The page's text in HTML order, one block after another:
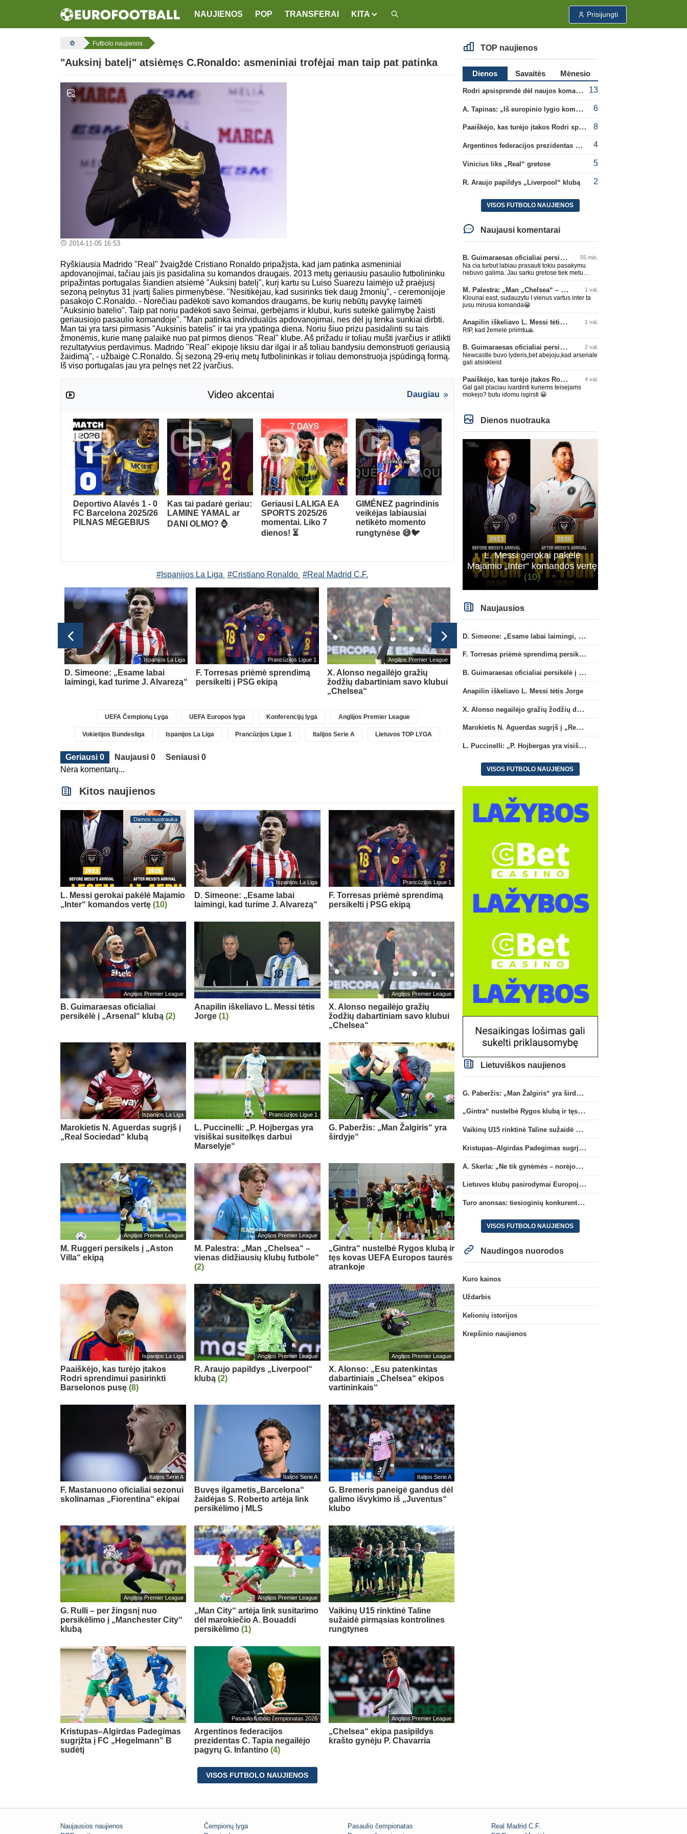
NAUJIENOS POP TRANSFERAI KITA Prisijungti
Futbolo naujienos
"Auksinį batelį" atsiėmęs C.Ronaldo: asmeniniai trofėjai man taip pat patinka
2014-11-05 16:53
Ryškiausia Madrido "Real" žvaigždė Cristiano Ronaldo pripažįsta, kad jam patinka asmeniniai
apdovanojimai, tačiau jais jis pasidalina su komandos draugais. 2013 metų geriausiu pasaulio futbolininku
pripažintas portugalas šiandien atsiėmė "Auksinį batelį", kurį kartu su Luiso Suarezu laimėjo už praėjusį
sezoną pelnytus 31 įvartį šalies pirmenybėse. "Nesitikėjau, kad susirinks tiek daug žmonių", - ceremonijoje
pasakojo C.Ronaldo. - Norėčiau padėkoti savo komandos draugams, be kurių nebūtų pavykę laimėti
"Auksinio batelio". Taip pat noriu padėkoti savo šeimai, gerbėjams ir klubui, kuris suteikė galimybę žaisti
geriausiojo pasaulio komandoje". "Man patinka individualūs apdovanojimai, nes dėl jų tenka sunkiai dirbti.
Man tai yra tarsi pirmasis "Auksinis batelis" ir tai yra ypatinga diena. Noriu šiuo prizu pasidalinti su tais
žmonėmis, kurie manę palaikė nuo pat pirmos dienos "Real" klube. Aš prižadu ir toliau mušti įvarčius ir atlikti
rezultatyvius perdavimus. Madrido "Real" ekipoje liksiu dar ilgai ir aš toliau bandysiu demonstruoti geriausią
žaidimą", - užbaigė C.Ronaldo. Šį sezoną 29-erių metų futbolininkas ir toliau demonstruoja įspūdingą formą.
Iš viso portugalas jau yra pelnęs net 22 įvarčius.
Video akcentai Daugiau
Deportivo Alavés 1 - 0
FC Barcelona 2025/26
PILNAS MĖGEBIUS
Kas tai padarė geriau:
LAMINE YAMAL ar
DANI OLMO? ⌚️
Geriausi LALIGA EA
SPORTS 2025/26
momentai. Liko 7
dienos! ⏳
GIMÉNEZ pagrindinis
veikėjas labiausiai
netikėto momento
rungtynėse 😅🐦
#Ispanijos La Liga #Cristiano Ronaldo #Real Madrid C.F.
Ispanijos La Liga
D. Simeone: „Esame labai
laimingi, kad turime J. Alvarezą“
Prancūzijos Ligue 1
F. Torresas priėmė sprendimą
persikelti į PSG ekipą
Anglijos Premier League
X. Alonso negailėjo gražių
žodžių dabartiniam savo klubui
„Chelsea“
Ispanijos La Liga
Marokietis N. Aguerdas sugrįš į
UEFA Čempionų Lyga UEFA Europos lyga Konferencijų lyga Anglijos Premier League
Vokietijos Bundesliga Ispanijos La Liga Prancūzijos Ligue 1 Italijos Serie A Lietuvos TOP LYGA
Geriausi 0 Naujausi 0
Seniausi 0
Nėra komentarų...
Kitos naujienos
Dienos nuotrauka
L. Messi gerokai pakėlė Majamio
„Inter“ komandos vertę (10)
Ispanijos La Liga
D. Simeone: „Esame labai
laimingi, kad turime J. Alvarezą“
Prancūzijos Ligue 1
F. Torresas priėmė sprendimą
persikelti į PSG ekipą
Anglijos Premier League
B. Guimaraesas oficialiai
persikėlė į „Arsenal“ klubą (2)
Anapilin iškeliavo L. Messi tėtis
Jorge(1)
Anglijos Premier League
X. Alonso negailėjo gražių
žodžių dabartiniam savo klubui
„Chelsea“
Ispanijos La Liga
Marokietis N. Aguerdas sugrįš į
„Real Sociedad“ klubą
Prancūzijos Ligue 1
L. Puccinelli: „P. Hojbergas yra
visiškai susitelkęs darbui
Marselyje“
G. Paberžis: „Man Žalgiris“ yra
širdyje“
Anglijos Premier League
M. Ruggeri persikels į „Aston
Villa“ ekipą
Anglijos Premier League
M. Palestra: „Man „Chelsea“ –
vienas didžiausių klubų futbole“
(2)
„Gintra“ nustelbė Rygos klubą ir
tęs kovas UEFA Europos taurės
atrankoje
Ispanijos La Liga
Paaiškėjo, kas turėjo įtakos
Rodri sprendimui pasirinkti
Barselonos pusę (8)
Anglijos Premier League
R. Araujo papildys „Liverpool“
klubą(2)
Anglijos Premier League
X. Alonso: „Esu patenkintas
dabartiniais „Chelsea“ ekipos
vartininkais“
Italijos Serie A
F. Mastanuono oficialiai sezonui
skolinamas „Fiorentina“ ekipai
Italijos Serie A
Buvęs ilgametis„Barcelona“
žaidėjas S. Roberto artėja link
persikėlimo į MLS
Italijos Serie A
G. Bremeris paneigė gandus dėl
galimo išvykimo iš „Juventus“
klubo
Anglijos Premier League
G. Rulli – per žingsnį nuo
persikėlimo į „Manchester City“
klubą
Anglijos Premier League
„Man City“ artėja link susitarimo
dėl marokiečio A. Bouaddi
persikėlimo(1)
Vaikinų U15 rinktinė Taline
sužaidė pirmąsias kontrolines
rungtynes
Kristupas–Algirdas Padegimas
sugrįžta į FC „Hegelmann” B
sudėtį
Pasaulio futbolo čempionatas 2026
Argentinos federacijos
prezidentas C. Tapia negailėjo
pagyrų G. Infantino(4)
Anglijos Premier League
„Chelsea“ ekipa pasipildys
krašto gynėju P. Chavarria
VISOS FUTBOLO NAUJIENOS
TOP naujienos
Dienos Savaitės
Mėnesio
Rodri apsisprendė dėl naujos komandos
13
A. Tapinas: „Iš europinio lygio komandos gavom gerų pamokų“ 6
Paaiškėjo, kas turėjo įtakos Rodri sprendimui pasirinkti Barselonos pusę 8
Argentinos federacijos prezidentas C. Tapia negailėjo pagyrų G. Infantino 4
Vinicius liks „Real“ gretose 5
R. Araujo papildys „Liverpool“ klubą 2
VISOS FUTBOLO NAUJIENOS
Naujausi komentarai
B. Guimaraesas oficialiai persikėlė į „Arsenal“ klubą 55 min.
Na cia turbut labiau prasauti tokiu pasakymu
nebuvo galima. Jau sarku gretose tiek metu
arsenale.
M. Palestra: „Man „Chelsea“ – vienas didžiausių klubų futbole“ 1 val.
Klounai east, sudauzytu I vienus vartus inter ta
jusu mirusia komanda😀
Anapilin iškeliavo L. Messi tėtis Jorge 1 val.
RIP, kad žemelė priimtu🙏
B. Guimaraesas oficialiai persikėlė į „Arsenal“ klubą 2 val.
Newcastle buvo lyderis,bet abejoju,kad arsenale
gali atsiskleist
Paaiškėjo, kas turėjo įtakos Rodri sprendimui pasirinkti Barselonos pusę 4 val.
Gal gali placiau ivardinti kuriems teisejams
mokejo? butu idomu isgirsti 😀
Dienos nuotrauka
L. Messi gerokai pakėlė
Majamio „Inter“ komandos vertę
(10)
Naujausios
D. Simeone: „Esame labai laimingi, kad turime J. Alvarezą“
F. Torresas priėmė sprendimą persikelti į PSG ekipą
B. Guimaraesas oficialiai persikėlė į „Arsenal“ klubą
Anapilin iškeliavo L. Messi tėtis Jorge
X. Alonso negailėjo gražių žodžių dabartiniam savo klubui „Chelsea“
Marokietis N. Aguerdas sugrįš į „Real Sociedad“ klubą
L. Puccinelli: „P. Hojbergas yra visiškai susitelkęs darbui Marselyje“
VISOS FUTBOLO NAUJIENOS
Lietuviškos naujienos
G. Paberžis: „Man Žalgiris“ yra širdyje“
„Gintra“ nustelbė Rygos klubą ir tęs kovas UEFA Europos taurės atrankoje
Vaikinų U15 rinktinė Taline sužaidė pirmąsias kontrolines rungtynes
Kristupas–Algirdas Padegimas sugrįžta į FC „Hegelmann” B sudėtį
A. Skerla: „Ne tik gynėmės – norėjome atakuoti“
Lietuvos klubų pasirodymai Europoje: patirti pralaimėjimai Kroatijos atstovams
Turo anonsas: tiesioginių konkurentų dvikova Gargžduose
VISOS FUTBOLO NAUJIENOS
Naudingos nuorodos
Kuro kainos
Uždarbis
Kelionių istorijos
Krepšinio naujienos
Naujausios naujienos
Čempionų lyga
Pasaulio čempionatas
Real Madrid C.F.